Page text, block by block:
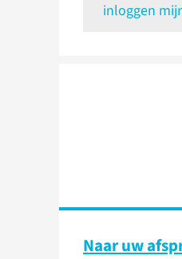
inloggen
Naar uw